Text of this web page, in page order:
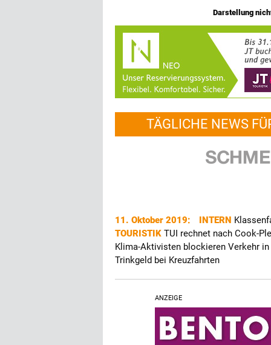
Darstellung
TÄGLICHE NEWS
11. Oktober 2019: INTERN
TOURISTIK TUI rechnet nach Cook-
Klima-Aktivisten blockieren Verkehr
Trinkgeld bei Kreuzfahrten
ANZEIGE